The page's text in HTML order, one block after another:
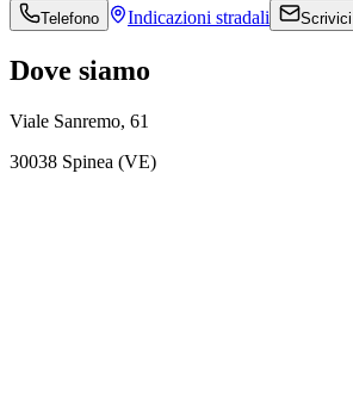
Telefono Indicazioni stradali Scrivici
Dove siamo
Viale Sanremo, 61
30038 Spinea (VE)